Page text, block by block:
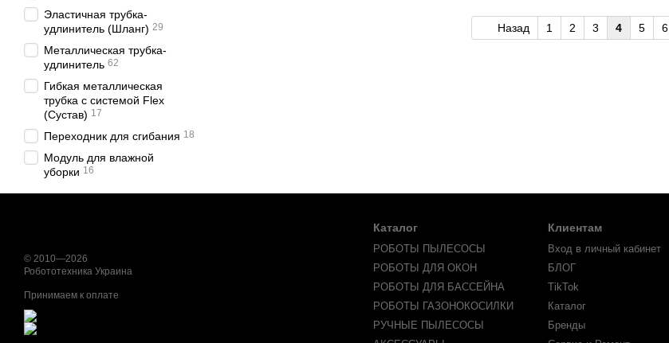
Назад 1 2 3 4 5 6
Эластичная трубка-
удлинитель (Шланг) 29
Металлическая трубка-
удлинитель 62
Гибкая металлическая
трубка с системой Flex
(Сустав) 17
Переходник для сгибания 18
Модуль для влажной
уборки 16
© 2010—2026
Робототехника Украина
Принимаем к оплате
Каталог
РОБОТЫ ПЫЛЕСОСЫ
РОБОТЫ ДЛЯ ОКОН
РОБОТЫ ДЛЯ БАССЕЙНА
РОБОТЫ ГАЗОНОКОСИЛКИ
РУЧНЫЕ ПЫЛЕСОСЫ
Клиентам
Вход в личный кабинет
БЛОГ
TikTok
Каталог
Бренды